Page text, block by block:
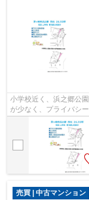
小学校近く、浜之郷公
が少なく、プライバシ
相談◎建て替えやリフ
売買 | 中古マンション